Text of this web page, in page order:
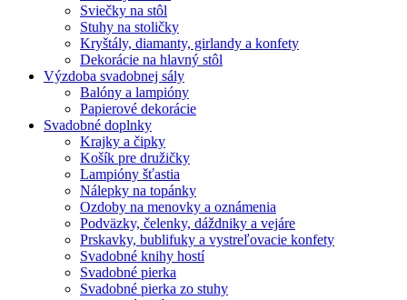
Sviečky na stôl
Stuhy na stoličky
Kryštály, diamanty, girlandy a konfety
Dekorácie na hlavný stôl
Výzdoba svadobnej sály
Balóny a lampióny
Papierové dekorácie
Svadobné doplnky
Krajky a čipky
Košík pre družičky
Lampióny šťastia
Nálepky na topánky
Ozdoby na menovky a oznámenia
Podväzky, čelenky, dáždniky a vejáre
Prskavky, bublifuky a vystreľovacie konfety
Svadobné knihy hostí
Svadobné pierka
Svadobné pierka zo stuhy